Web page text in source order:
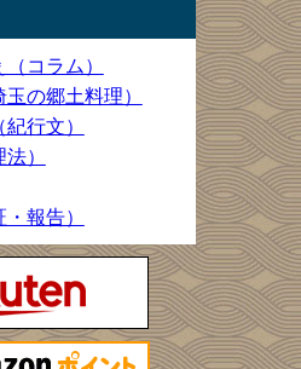
コラム）
の郷土料理）
行文）
）
報告）